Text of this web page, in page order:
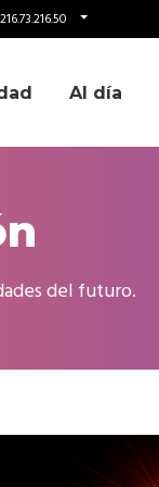
Al día
del futuro.